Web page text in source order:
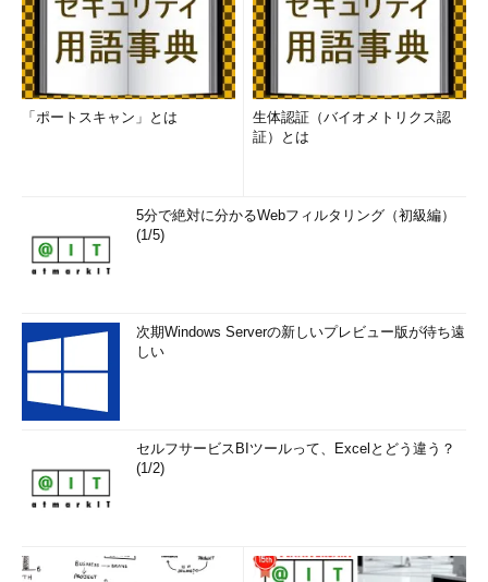
「ポートスキャン」とは
生体認証（バイオメトリクス認
証）とは
5分で絶対に分かるWebフィルタリング（初級編）
(1/5)
次期Windows Serverの新しいプレビュー版が待ち遠
しい
セルフサービスBIツールって、Excelとどう違う？
(1/2)